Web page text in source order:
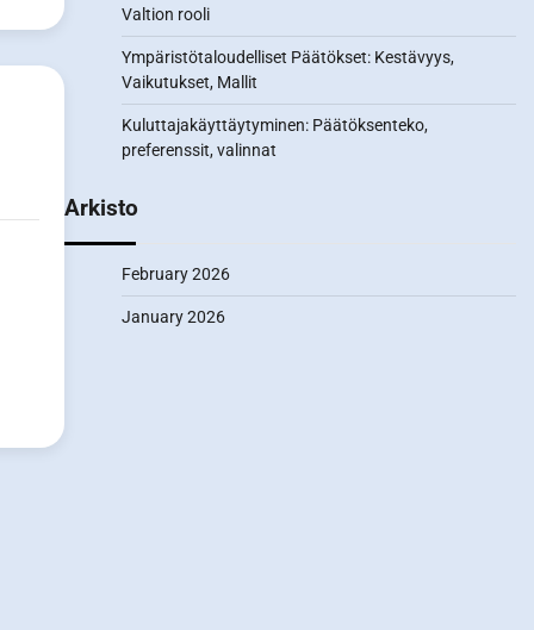
Valtion rooli
Ympäristötaloudelliset Päätökset: Kestävyys,
Vaikutukset, Mallit
Kuluttajakäyttäytyminen: Päätöksenteko,
preferenssit, valinnat
Arkisto
February 2026
January 2026